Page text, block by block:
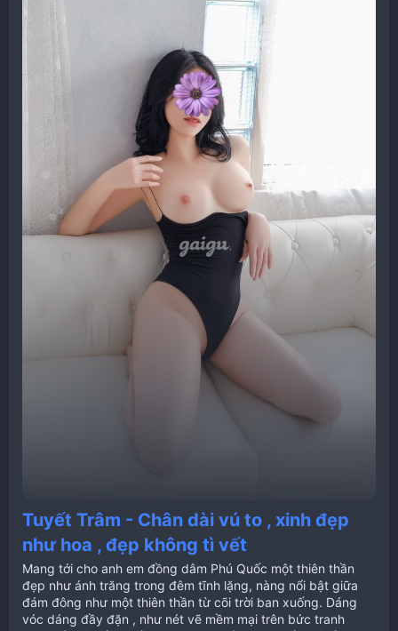
Tuyết Trâm - Chân dài vú to , xinh đẹp
như hoa , đẹp không tì vết
Mang tới cho anh em đồng dâm Phú Quốc một thiên thần
đẹp như ánh trăng trong đêm tĩnh lặng, nàng nổi bật giữa
đám đông như một thiên thần từ cõi trời ban xuống. Dáng
vóc dáng đầy đặn , như nét vẽ mềm mại trên bức tranh